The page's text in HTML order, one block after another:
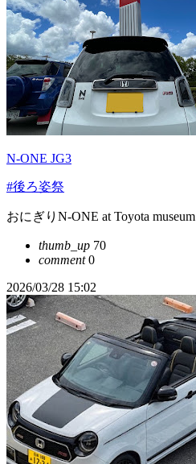
N-ONE JG3
#後ろ姿祭
おにぎりN-ONE at Toyota museum
thumb_up 70
comment0
2026/03/28 15:02